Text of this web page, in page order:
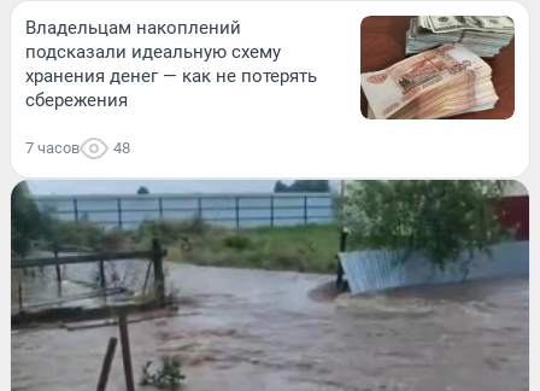
Владельцам накоплений
подсказали идеальную схему
хранения денег — как не потерять
сбережения
7 часов 48